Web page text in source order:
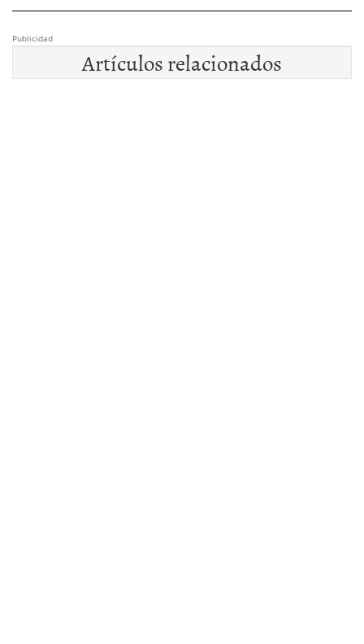
Publicidad
Artículos relacionados